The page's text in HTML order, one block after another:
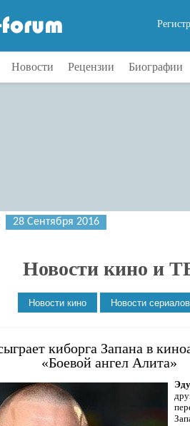
Новости Рецензии Биографии
28 Сентября 2016
Новости кино и
киборга Запана в
«Боевой ангел Алита»